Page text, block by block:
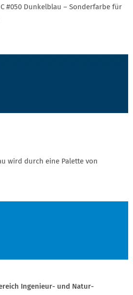
C #050 Dunkelblau – Sonderfarbe für
wird durch eine Palette von
Ingenieur- und Natur­